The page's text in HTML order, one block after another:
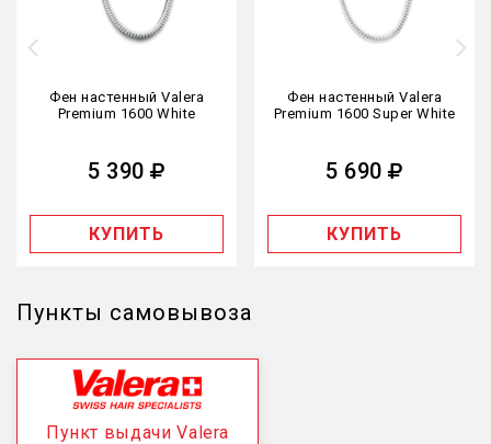
Фен настенный Valera
Premium 1600 White
5 390
КУПИТЬ
Фен настенный Valera
Premium 1600 Super White
5 690
КУПИТЬ
Пункты самовывоза
Пункт выдачи Valera